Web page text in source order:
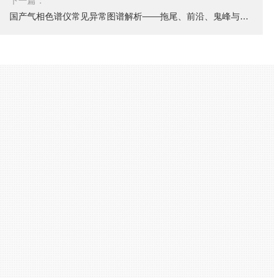
国产气相色谱仪常见异常图谱解析——拖尾、前沿、鬼峰与基线噪声处理